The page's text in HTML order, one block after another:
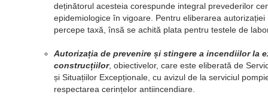
deținătorul acesteia corespunde integral prevederilor
epidemiologice în vigoare. Pentru eliberarea autorizației
percepe taxă, însă se achită plata pentru testele de
Autorizația de prevenire și stingere a incendiilor la
construcțiilor, obiectivelor, care este eliberată de
și Situațiilor Excepționale, cu avizul de la serviciul
respectarea cerințelor antiincendiare.